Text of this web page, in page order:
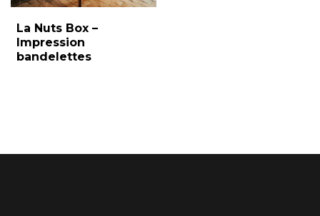
La Nuts Box –
Impression
bandelettes